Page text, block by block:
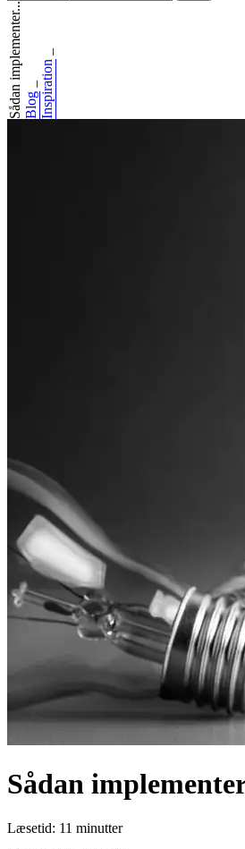
Inspiration
_
Blog
_
Sådan implementer...
Sådan
Læsetid: 11 minutter